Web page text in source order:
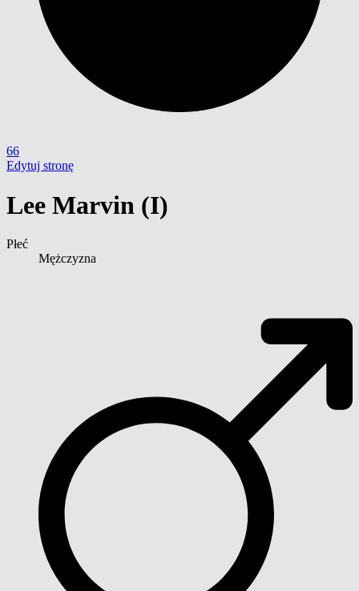
66
Edytuj stronę
Lee Marvin (I)
Płeć
Mężczyzna